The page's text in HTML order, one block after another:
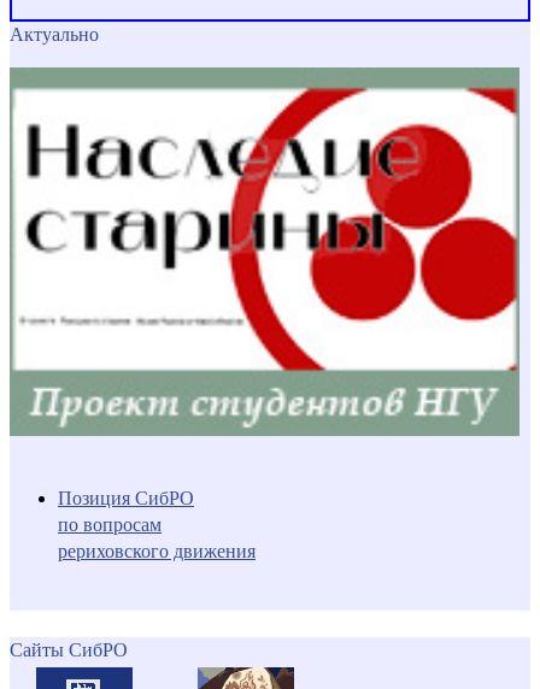
Актуально
Позиция СибРО
по вопросам
рериховского движения
Сайты СибРО